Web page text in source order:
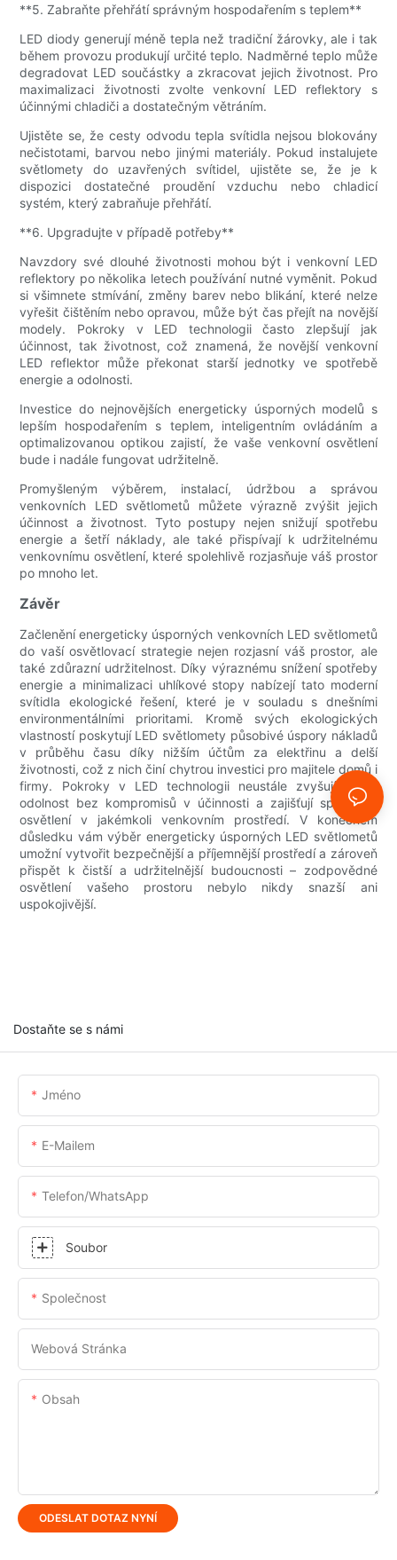
**5. Zabraňte přehřátí správným hospodařením s teplem**
LED diody generují méně tepla než tradiční žárovky, ale i tak
během provozu produkují určité teplo. Nadměrné teplo může
degradovat LED součástky a zkracovat jejich životnost. Pro
maximalizaci životnosti zvolte venkovní LED reflektory s
účinnými chladiči a dostatečným větráním.
Ujistěte se, že cesty odvodu tepla svítidla nejsou blokovány
nečistotami, barvou nebo jinými materiály. Pokud instalujete
světlomety do uzavřených svítidel, ujistěte se, že je k
dispozici dostatečné proudění vzduchu nebo chladicí
systém, který zabraňuje přehřátí.
**6. Upgradujte v případě potřeby**
Navzdory své dlouhé životnosti mohou být i venkovní LED
reflektory po několika letech používání nutné vyměnit. Pokud
si všimnete stmívání, změny barev nebo blikání, které nelze
vyřešit čištěním nebo opravou, může být čas přejít na novější
modely. Pokroky v LED technologii často zlepšují jak
účinnost, tak životnost, což znamená, že novější venkovní
LED reflektor může překonat starší jednotky ve spotřebě
energie a odolnosti.
Investice do nejnovějších energeticky úsporných modelů s
lepším hospodařením s teplem, inteligentním ovládáním a
optimalizovanou optikou zajistí, že vaše venkovní osvětlení
bude i nadále fungovat udržitelně.
Promyšleným výběrem, instalací, údržbou a správou
venkovních LED světlometů můžete výrazně zvýšit jejich
účinnost a životnost. Tyto postupy nejen snižují spotřebu
energie a šetří náklady, ale také přispívají k udržitelnému
venkovnímu osvětlení, které spolehlivě rozjasňuje váš prostor
po mnoho let.
Závěr
Začlenění energeticky úsporných venkovních LED světlometů
do vaší osvětlovací strategie nejen rozjasní váš prostor, ale
také zdůrazní udržitelnost. Díky výraznému snížení spotřeby
energie a minimalizaci uhlíkové stopy nabízejí tato moderní
svítidla ekologické řešení, které je v souladu s dnešními
environmentálními prioritami. Kromě svých ekologických
vlastností poskytují LED světlomety působivé úspory nákladů
v průběhu času díky nižším účtům za elektřinu a delší
životnosti, což z nich činí chytrou investici pro majitele domů i
firmy. Pokroky v LED technologii neustále zvyšují jas a
odolnost bez kompromisů v účinnosti a zajišťují spolehlivé
osvětlení v jakémkoli venkovním prostředí. V konečném
důsledku vám výběr energeticky úsporných LED světlometů
umožní vytvořit bezpečnější a příjemnější prostředí a zároveň
přispět k čistší a udržitelnější budoucnosti – zodpovědné
osvětlení vašeho prostoru nebylo nikdy snazší ani
uspokojivější.
Dostaňte se s námi
Jméno
E-Mailem
Telefon/whatsApp
Soubor
Společnost
Webová Stránka
Obsah
ODESLAT DOTAZ NYNÍ